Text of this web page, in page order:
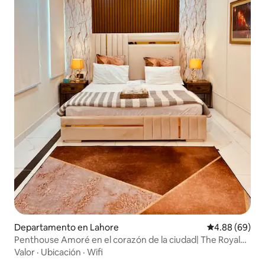
Departamento en Lahore Calificación
4.88 (69)
Penthouse Amoré en el corazón de la ciudad| The Royal
Escape
Valor · Ubicación · Wifi